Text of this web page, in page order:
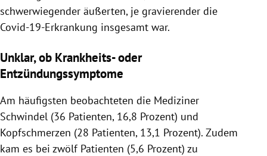
schwerwiegender äußerten, je gravierender die
Covid-19-Erkrankung insgesamt war.
Unklar, ob Krankheits- oder
Entzündungssymptome
Am häufigsten beobachteten die Mediziner
Schwindel (36 Patienten, 16,8 Prozent) und
Kopfschmerzen (28 Patienten, 13,1 Prozent). Zudem
kam es bei zwölf Patienten (5,6 Prozent) zu